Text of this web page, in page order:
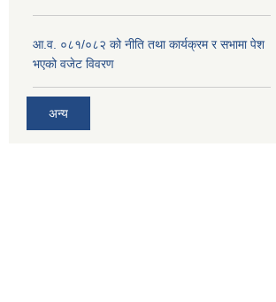
आ.व. ०८१/०८२ को नीति तथा कार्यक्रम र सभामा पेश
भएको वजेट विवरण
अन्य